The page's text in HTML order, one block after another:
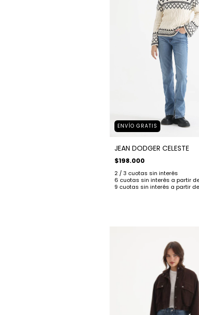
ENVÍO GRATIS
JEAN DODGER CELESTE
$198.000